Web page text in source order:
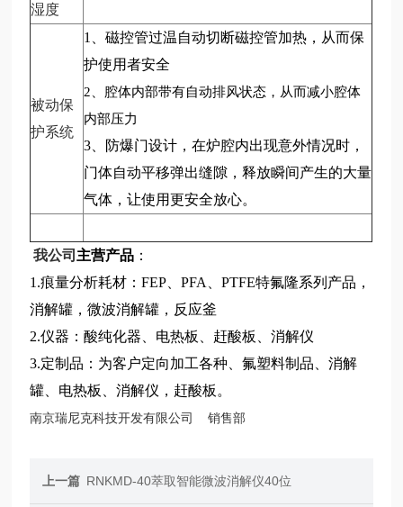
湿度
被动保
护系统
1、磁控管过温自动切断磁控管加热，从而保
护使用者安全
2、腔体内部带有自动排风状态，从而减小腔体
内部压力
3、防爆门设计，在炉腔内出现意外情况时，
门体自动平移弹出缝隙，释放瞬间产生的大量
气体，让使用更安全放心。
我公司 主营产品 ：
1.痕量分析耗材：FEP、PFA、PTFE特氟隆系列产品，
消解罐，微波消解罐， 反应釜
2.仪器：酸纯化器、电热板、赶酸板、消解仪
3.定制品：为客户定向加工各种 、氟塑料制品、消解
罐、电热板、消解仪，赶酸板。
南京瑞尼克科技开发有限公司 销售部
上一篇 RNKMD-40萃取智能微波消解仪40位